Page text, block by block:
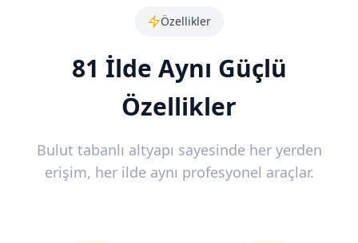
Özellikler
81 İlde Aynı Güçlü
Özellikler
Bulut tabanlı altyapı sayesinde her yerden
erişim, her ilde aynı profesyonel araçlar.